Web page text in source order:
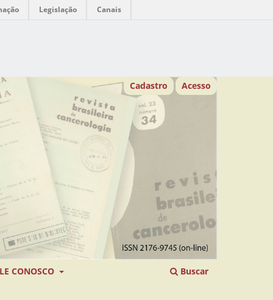
Legislação Canais
CONOSCO Buscar
Cadastro Acesso